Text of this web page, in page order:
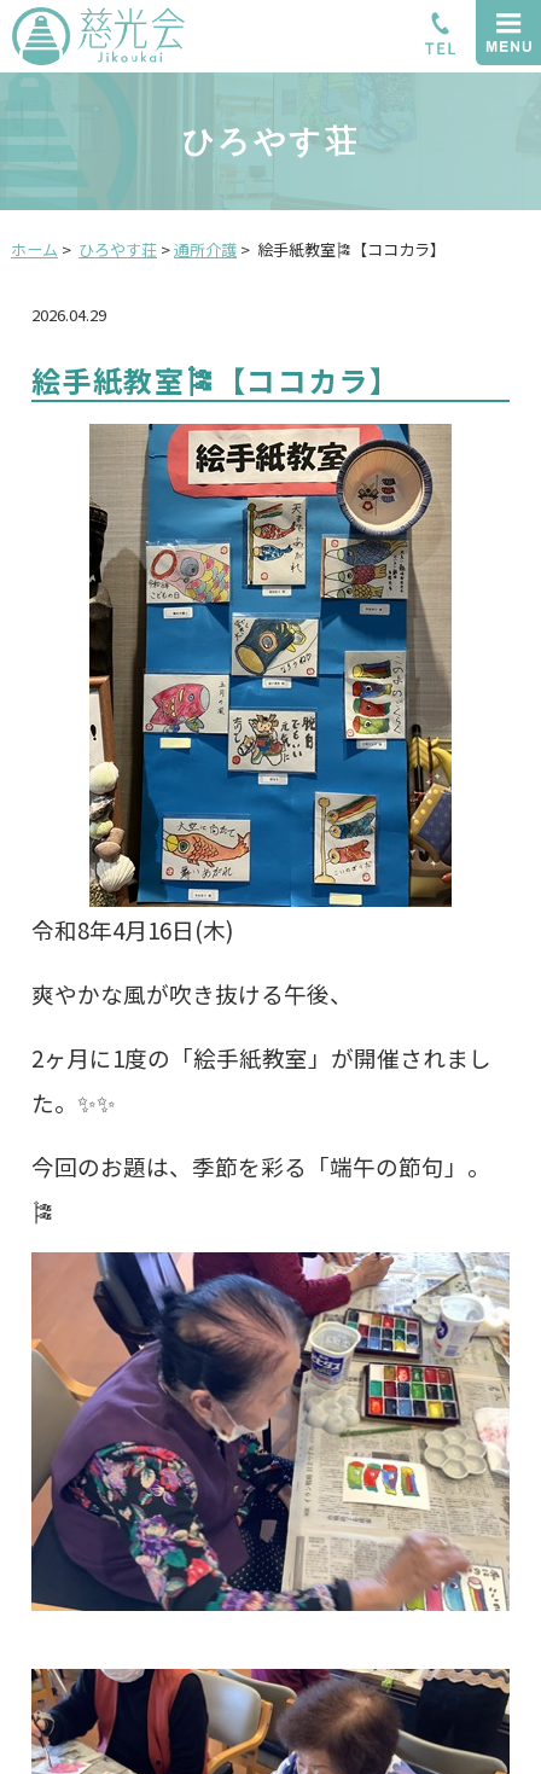
ひろやす荘
ホーム > ひろやす荘>通所介護> 絵手紙教室🎏【ココカラ】
2026.04.29
絵手紙教室🎏【ココカラ】
令和8年4月16日(木)
爽やかな風が吹き抜ける午後、
2ヶ月に1度の「絵手紙教室」が開催されまし
た。✨✨
今回のお題は、季節を彩る「端午の節句」。
🎏